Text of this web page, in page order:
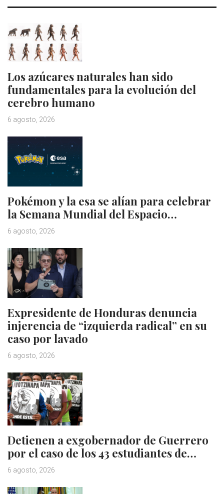
Los azúcares naturales han sido
fundamentales para la evolución del
cerebro humano
6 agosto, 2026
Pokémon y la esa se alían para celebrar
la Semana Mundial del Espacio…
6 agosto, 2026
Expresidente de Honduras denuncia
injerencia de “izquierda radical” en su
caso por lavado
6 agosto, 2026
Detienen a exgobernador de Guerrero
por el caso de los 43 estudiantes de…
6 agosto, 2026